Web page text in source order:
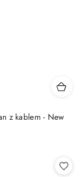
z kablem - New